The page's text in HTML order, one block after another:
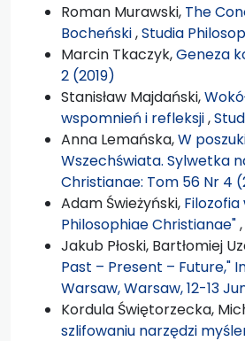
Roman Murawski, The
Bocheński,Studia
Marcin Tkaczyk,Geneza
2 (2019)
Stanisław Majdański,
wspomnień i refleksji,
Anna Lemańska,W
Wszechświata. Sylwetka
Christianae: Tom 56 Nr 4
Adam Świeżyński,
Philosophiae Christianae",
Jakub Płoski, Bartłomiej
Past – Present – Future,"
Warsaw, Warsaw, 12-13
Kordula Świętorzecka,
szlifowaniu narzędzi